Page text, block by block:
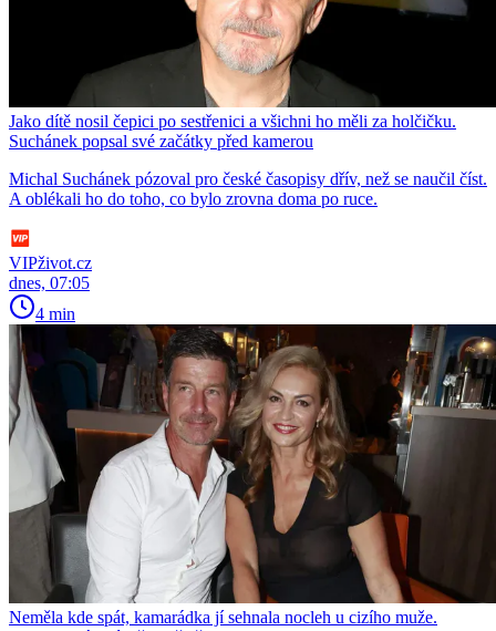
Jako dítě nosil čepici po sestřenici a všichni ho měli za holčičku.
Suchánek popsal své začátky před kamerou
Michal Suchánek pózoval pro české časopisy dřív, než se naučil číst.
A oblékali ho do toho, co bylo zrovna doma po ruce.
VIPživot.cz
dnes, 07:05
4 min
Neměla kde spát, kamarádka jí sehnala nocleh u cizího muže.